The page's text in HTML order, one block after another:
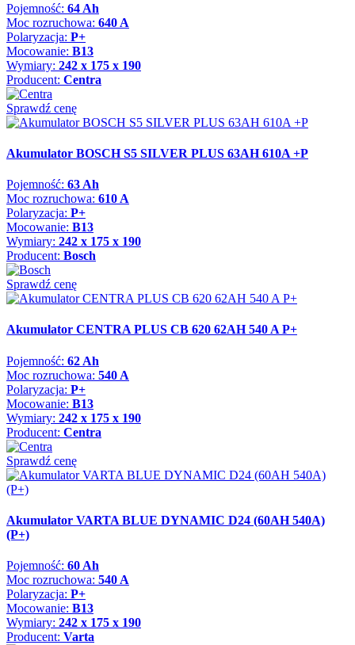
Pojemność: 64 Ah
Moc rozruchowa: 640 A
Polaryzacja: P+
Mocowanie: B13
Wymiary: 242 x 175 x 190
Producent: Centra
Sprawdź cenę
Akumulator BOSCH S5 SILVER PLUS 63AH 610A +P
Pojemność: 63 Ah
Moc rozruchowa: 610 A
Polaryzacja: P+
Mocowanie: B13
Wymiary: 242 x 175 x 190
Producent: Bosch
Sprawdź cenę
Akumulator CENTRA PLUS CB 620 62AH 540 A P+
Pojemność: 62 Ah
Moc rozruchowa: 540 A
Polaryzacja: P+
Mocowanie: B13
Wymiary: 242 x 175 x 190
Producent: Centra
Sprawdź cenę
Akumulator VARTA BLUE DYNAMIC D24 (60AH 540A)
(P+)
Pojemność: 60 Ah
Moc rozruchowa: 540 A
Polaryzacja: P+
Mocowanie: B13
Wymiary: 242 x 175 x 190
Producent: Varta